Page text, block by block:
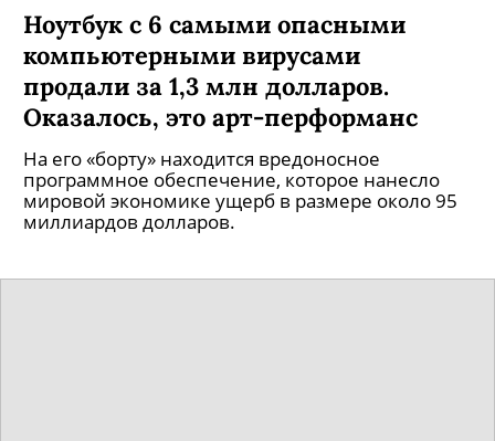
Ноутбук с 6 самыми опасными
компьютерными вирусами
продали за 1,3 млн долларов.
Оказалось, это арт-перформанс
На его «борту» находится вредоносное
программное обеспечение, которое нанесло
мировой экономике ущерб в размере около 95
миллиардов долларов.